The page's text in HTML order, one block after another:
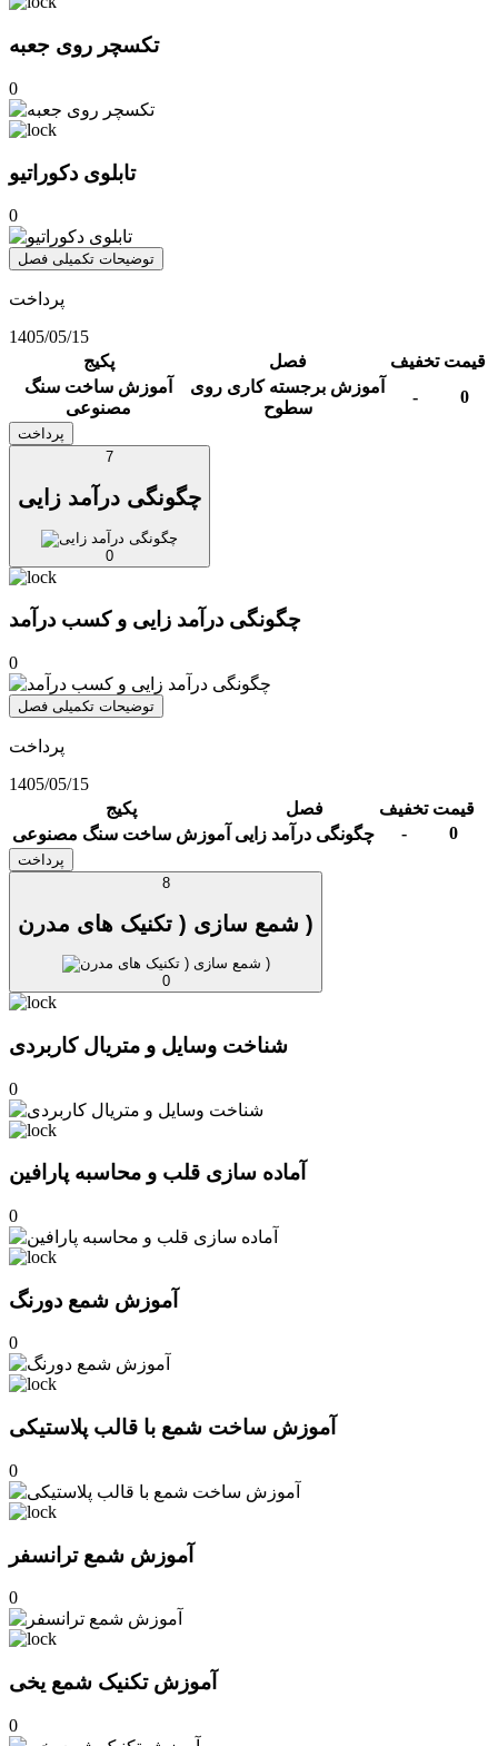
تکسچر روی جعبه
0
تابلوی دکوراتیو
0
توضیحات تکمیلی فصل
پرداخت
1405/05/15
پکیج
فصل تخفیف قیمت
آموزش ساخت سنگ
مصنوعی
آموزش برجسته کاری روی
سطوح
- 0
پرداخت
7
چگونگی درآمد زایی
0
چگونگی درآمد زایی و کسب درآمد
0
توضیحات تکمیلی فصل
پرداخت
1405/05/15
پکیج
فصل تخفیف قیمت
آموزش ساخت سنگ مصنوعی چگونگی درآمد زایی - 0
پرداخت
8
شمع سازی ( تکنیک های مدرن )
0
شناخت وسایل و متریال کاربردی
0
آماده سازی قلب و محاسبه پارافین
0
آموزش شمع دورنگ
0
آموزش ساخت شمع با قالب پلاستیکی
0
آموزش شمع ترانسفر
0
آموزش تکنیک شمع یخی
0